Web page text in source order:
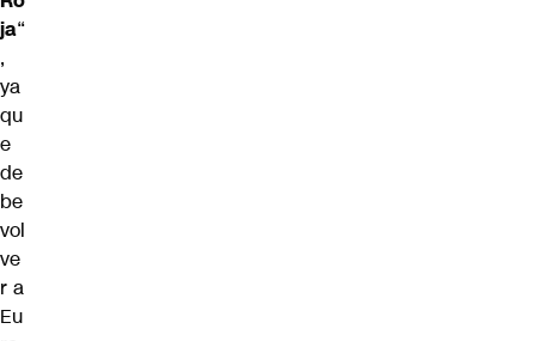
ja“
,
ya
qu
e
de
be
vol
ve
r a
Eu